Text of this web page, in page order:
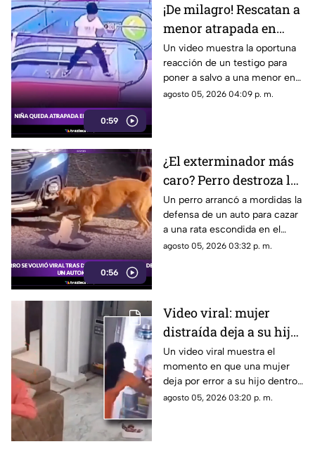
0:59
¡De milagro! Rescatan a
menor atrapada en
escalera eléctrica
|VIDEO|
Un video muestra la oportuna
reacción de un testigo para
poner a salvo a una menor en
una escalera eléctrica.
agosto 05, 2026 04:09 p. m.
0:56
¿El exterminador más
caro? Perro destroza la
defensa de un auto
para atrapar a una rata
|VIDEO|
Un perro arrancó a mordidas la
defensa de un auto para cazar
a una rata escondida en el
motor. El video del momento
agosto 05, 2026 03:32 p. m.
Video viral: mujer
distraída deja a su hijo
dentro del refrigerador
mientras hablaba por
teléfono
Un video viral muestra el
momento en que una mujer
deja por error a su hijo dentro
del refrigerador mientras
agosto 05, 2026 03:20 p. m.